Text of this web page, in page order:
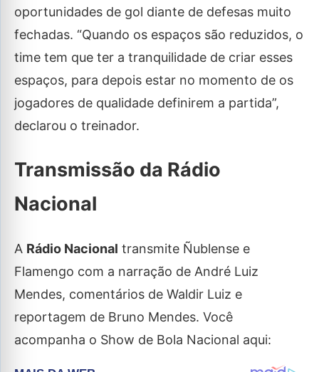
oportunidades de gol diante de defesas muito
fechadas. “Quando os espaços são reduzidos, o
time tem que ter a tranquilidade de criar esses
espaços, para depois estar no momento de os
jogadores de qualidade definirem a partida”,
declarou o treinador.
Transmissão da Rádio
Nacional
A Rádio Nacional transmite Ñublense e
Flamengo com a narração de André Luiz
Mendes, comentários de Waldir Luiz e
reportagem de Bruno Mendes. Você
acompanha o Show de Bola Nacional aqui: